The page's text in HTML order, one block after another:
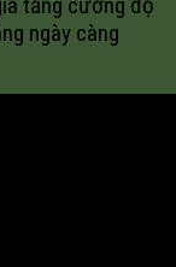
tăng cường độ
ngày càng